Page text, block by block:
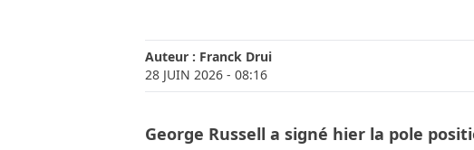
Auteur : Franck Drui
28 JUIN 2026 - 08:16
George Russell a signé hier la pole